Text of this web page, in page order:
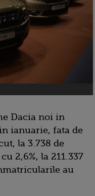
Dacia noi in
ianuarie, fata de
la 3.738 de
2,6%, la 211.337
au